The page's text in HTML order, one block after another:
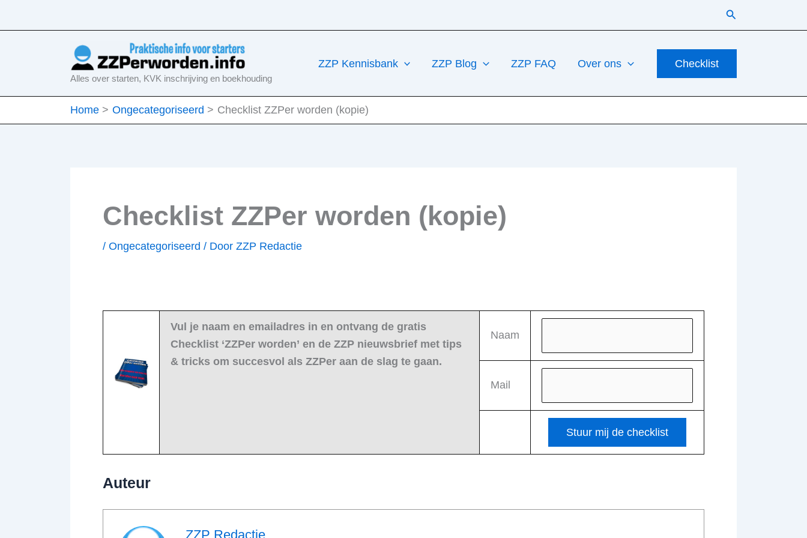
Zoeken
Alles over starten, KVK inschrijving en boekhouding
ZZP Kennisbank ZZP Blog ZZP FAQ Over ons Checklist
Home Ongecategoriseerd Checklist ZZPer worden (kopie)
Checklist ZZPer worden (kopie)
/ Ongecategoriseerd / Door ZZP Redactie
Vul je naam en emailadres in en ontvang de gratis
Checklist ‘ZZPer worden’ en de ZZP nieuwsbrief met tips
& tricks om succesvol als ZZPer aan de slag te gaan.
Naam
Mail
Auteur
ZZP Redactie